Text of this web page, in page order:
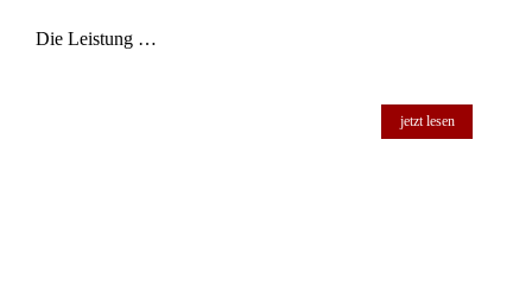
Die Leistung …
jetzt lesen